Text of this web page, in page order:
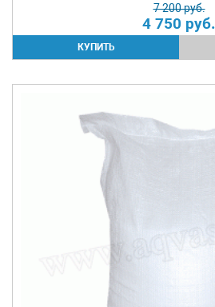
7 200 руб.
4 750 руб.